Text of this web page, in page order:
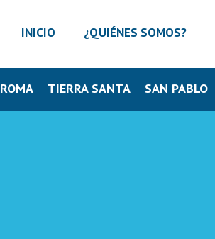
INICIO ¿QUIÉNES SOMOS?
ROMA TIERRA SANTA SAN PABLO